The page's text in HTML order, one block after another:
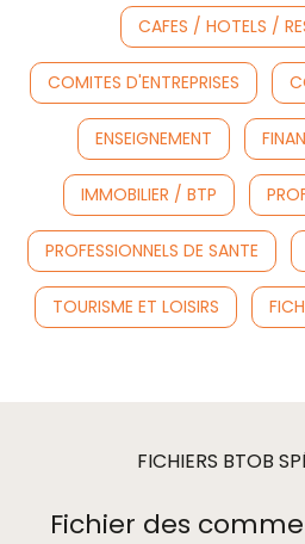
CAFES / HOTELS /
COMITES D'ENTREPRISES
ENSEIGNEMENT
IMMOBILIER / BTP
PROFESSIONNELS DE SANTE
TOURISME ET LOISIRS
FICHIERS BTOB
Fichier des